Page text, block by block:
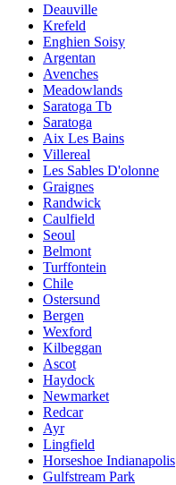
Deauville
Krefeld
Enghien Soisy
Argentan
Avenches
Meadowlands
Saratoga Tb
Saratoga
Aix Les Bains
Villereal
Les Sables D'olonne
Graignes
Randwick
Caulfield
Seoul
Belmont
Turffontein
Chile
Ostersund
Bergen
Wexford
Kilbeggan
Ascot
Haydock
Newmarket
Redcar
Ayr
Lingfield
Horseshoe Indianapolis
Gulfstream Park